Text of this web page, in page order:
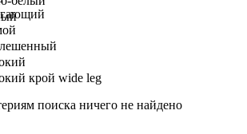
крой wide leg
поиска ничего не найдено